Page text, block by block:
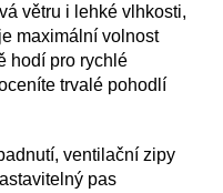
větru i lehké vlhkosti,
maximální volnost
hodí pro rychlé
trvalé pohodlí
ventilační zipy
pas